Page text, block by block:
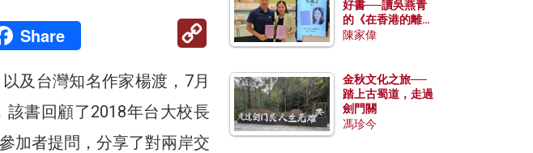
Share
Copy
及台灣知名作家楊渡，7月
書回顧了2018年台大校長
加者提問，分享了對兩岸交
好書──讀吳燕青
的《在香港的離島
種菜》
陳家偉
金秋文化之旅──
踏上古蜀道，走過
劍門關
馮珍今